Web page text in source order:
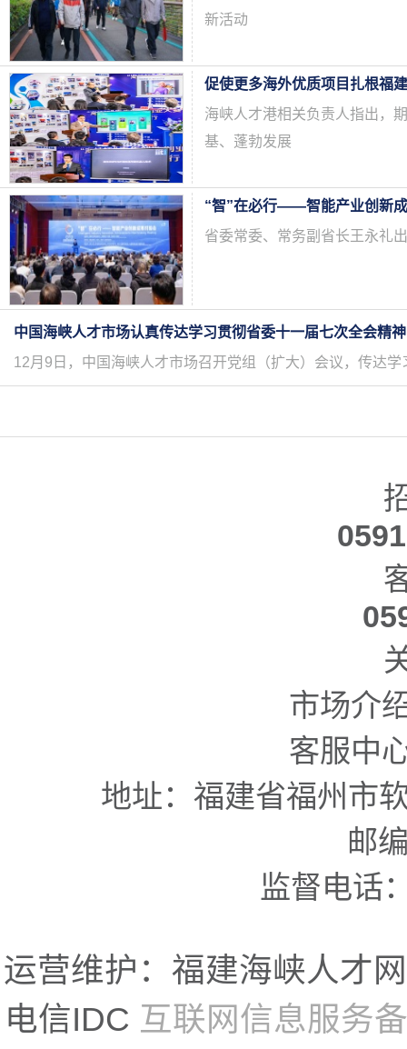
新活动
海峡人才港相关负责人指出，
基、蓬勃发展
“智”在必行——智能产业创新
省委常委、常务副省长王永礼
中国海峡人才市场认真传达学习贯彻省委十一届七次全会精神
12月9日，中国海峡人才市场召开党组（扩大）会议，传达
市场介
客服中
地址：福建省福州市
邮
监督电话
运营维护：福建海峡人才
电信IDC 互联网信息服务